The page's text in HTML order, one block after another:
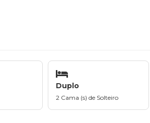
Duplo
2 Cama (s) de Solteiro